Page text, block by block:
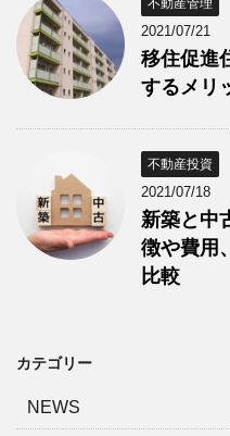
2021/07/21
移住促進
するメリ
不動産投資
2021/07/18
新築と中
徴や費用
比較
カテゴリー
NEWS